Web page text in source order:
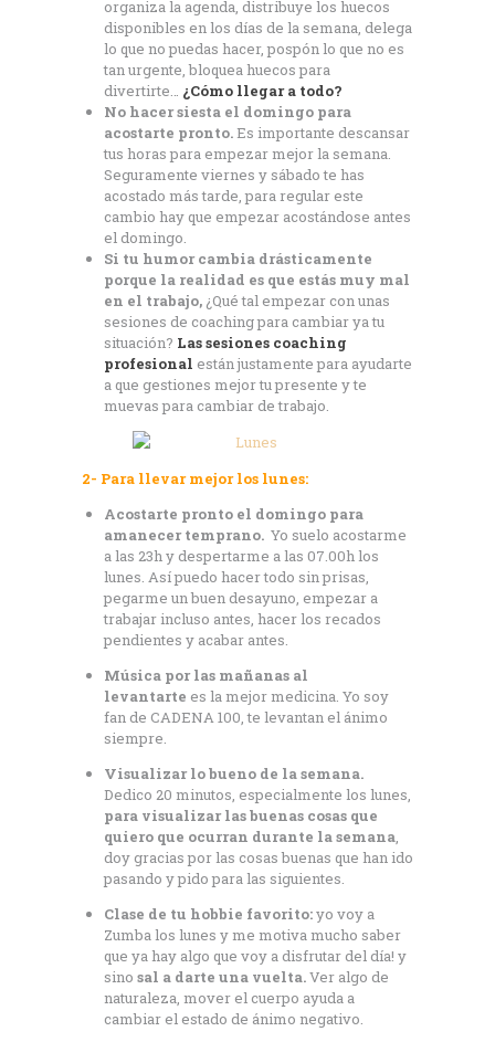
organiza la agenda, distribuye los huecos
disponibles en los días de la semana, delega
lo que no puedas hacer, pospón lo que no es
tan urgente, bloquea huecos para
divertirte…
¿Cómo llegar a todo?
No hacer siesta el domingo para
acostarte pronto.Es importante descansar
tus horas para empezar mejor la semana.
Seguramente viernes y sábado te has
acostado más tarde, para regular este
cambio hay que empezar acostándose antes
el domingo.
Si tu humor cambia drásticamente
porque la realidad es que estás muy mal
en el trabajo, ¿Qué tal empezar con unas
sesiones de coaching para cambiar ya tu
situación? Las sesiones coaching
profesional están justamente para ayudarte
a que gestiones mejor tu presente y te
muevas para cambiar de trabajo.
2- Para llevar mejor los lunes:
Acostarte pronto el domingo para
amanecer temprano. Yo suelo acostarme
a las 23h y despertarme a las 07.00h los
lunes. Así puedo hacer todo sin prisas,
pegarme un buen desayuno, empezar a
trabajar incluso antes, hacer los recados
pendientes y acabar antes.
Música por las mañanas al
levantarte es la mejor medicina. Yo soy
fan de CADENA 100, te levantan el ánimo
siempre.
Visualizar lo bueno de la semana.
Dedico 20 minutos, especialmente los lunes,
para visualizar las buenas cosas que
quiero que ocurran durante la semana
doy gracias por las cosas buenas que han ido
pasando y pido para las siguientes.
Clase de tu hobbie favorito:yo voy a
Zumba los lunes y me motiva mucho saber
que ya hay algo que voy a disfrutar del día! y
sino sal a darte una vuelta.Ver algo de
naturaleza, mover el cuerpo ayuda a
cambiar el estado de ánimo negativo.